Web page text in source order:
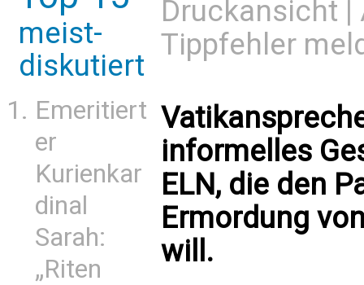
meist-
diskutiert
Emeritiert
er
Kurienkar
dinal
Sarah:
„Riten
Druckansicht |
Tippfehler
informelles
ELN, die den
Ermordung
will.